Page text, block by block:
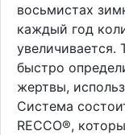
восьмистах
каждый год
увеличивается.
быстро
жертвы,
Система
RECCO®,